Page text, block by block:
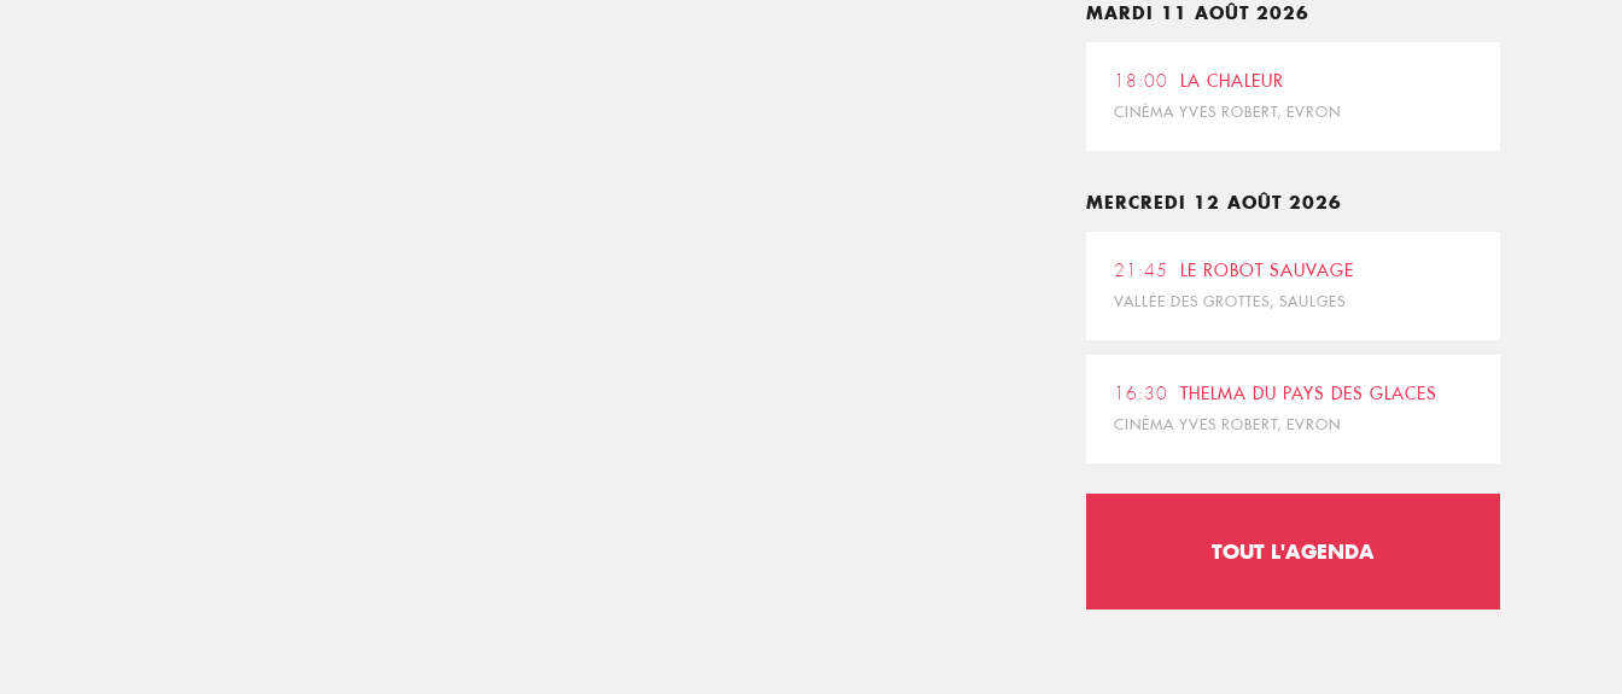
MARDI 11 AOÛT 2026
18:00 LA CHALEUR
CINÉMA YVES ROBERT, EVRON
MERCREDI 12 AOÛT 2026
21:45 LE ROBOT SAUVAGE
VALLÉE DES GROTTES, SAULGES
16:30 THELMA DU PAYS DES GLACES
CINÉMA YVES ROBERT, EVRON
TOUT L'AGENDA